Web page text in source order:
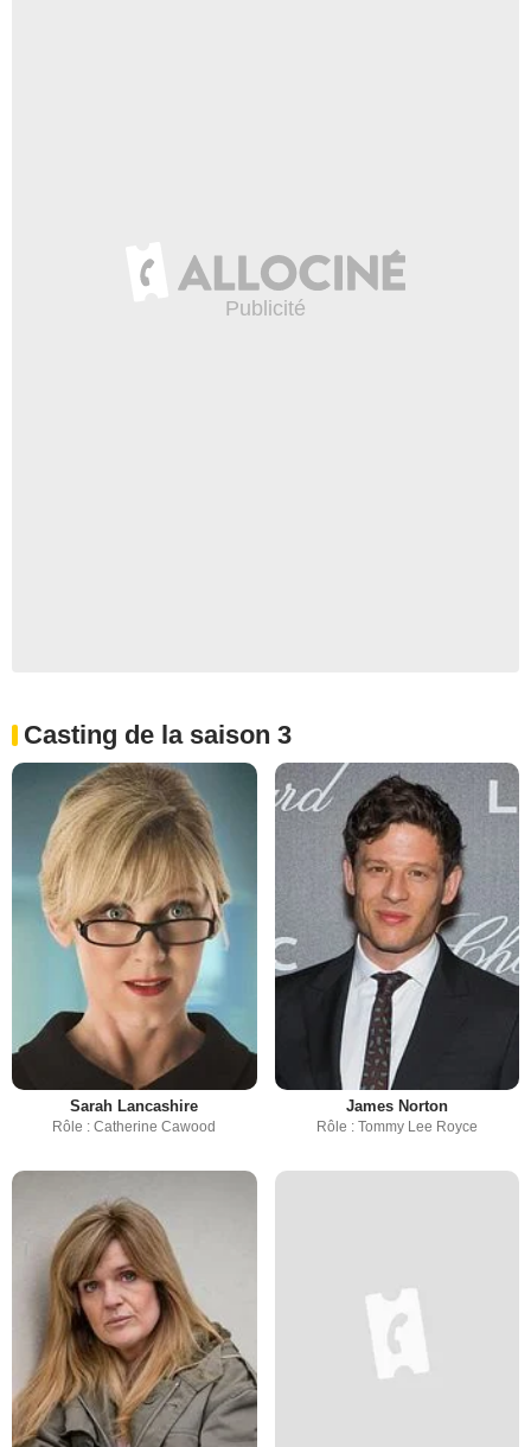
Casting de la saison 3
Sarah Lancashire
Rôle : Catherine Cawood
James Norton
Rôle : Tommy Lee Royce